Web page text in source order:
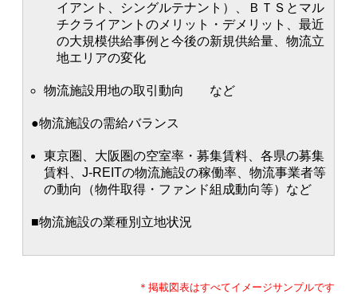
イアント、シングルテナント）、ＢＴＳとマル
チクライアントのメリット・デメリット、最近
の大規模供給事例と今後の新規供給量、物流立
地エリアの変化
物流施設用地の取引動向 など
●物流施設の需給バランス
東京圏、大阪圏の空室率・募集賃料、各県の募集
賃料、J-REITの物流施設の稼働率、物流事業者等
の動向（物件取得・ファンド組成動向等）など
■物流施設の業種別立地状況
＊掲載図表はすべてイメージサンプルです